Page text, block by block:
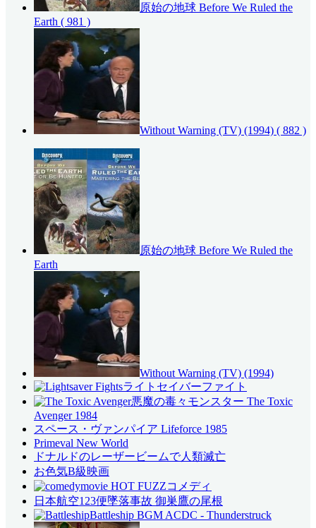
原始の地球 Before We Ruled the
Earth ( 981 )
Without Warning (TV) (1994) ( 882 )
原始の地球 Before We Ruled the
Earth
Without Warning (TV) (1994)
ライトセイバーファイト
悪魔の毒々モンスター The Toxic
Avenger 1984
スペース・ヴァンパイア Lifeforce 1985
Primeval New World
ドナルドのレーザービームで人類滅亡
お色気B級映画
コメディ
日本航空123便墜落事故 御巣鷹の尾根
Battleship BGM ACDC - Thunderstruck